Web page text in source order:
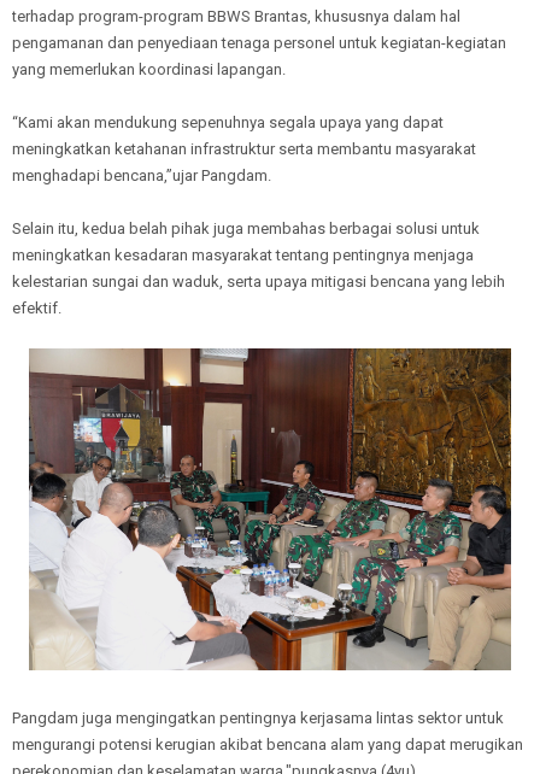
terhadap program-program BBWS Brantas, khususnya dalam hal
pengamanan dan penyediaan tenaga personel untuk kegiatan-kegiatan
yang memerlukan koordinasi lapangan.
“Kami akan mendukung sepenuhnya segala upaya yang dapat
meningkatkan ketahanan infrastruktur serta membantu masyarakat
menghadapi bencana,”ujar Pangdam.
Selain itu, kedua belah pihak juga membahas berbagai solusi untuk
meningkatkan kesadaran masyarakat tentang pentingnya menjaga
kelestarian sungai dan waduk, serta upaya mitigasi bencana yang lebih
efektif.
Pangdam juga mengingatkan pentingnya kerjasama lintas sektor untuk
mengurangi potensi kerugian akibat bencana alam yang dapat merugikan
perekonomian dan keselamatan warga,"pungkasnya.(4yu)